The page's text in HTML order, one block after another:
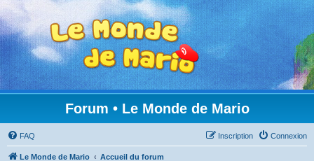
Forum • Le Monde de Mario
FAQ Connexion
Inscription
Le Monde de Mario Accueil du forum